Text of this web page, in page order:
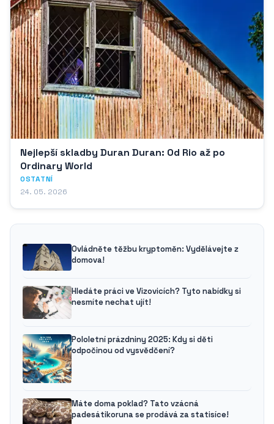
Nejlepší skladby Duran Duran: Od Rio až po
Ordinary World
OSTATNÍ
24. 05. 2026
Ovládněte těžbu kryptoměn: Vydělávejte z
domova!
Hledáte práci ve Vizovicích? Tyto nabídky si
nesmíte nechat ujít!
Pololetní prázdniny 2025: Kdy si děti
odpočinou od vysvědčení?
Máte doma poklad? Tato vzácná
padesátikoruna se prodává za statisíce!